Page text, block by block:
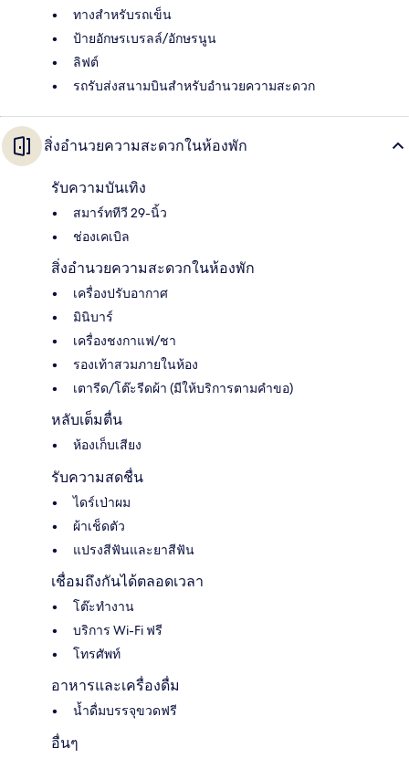
ทางสำหรับรถเข็น
ป้ายอักษรเบรลล์/อักษรนูน
ลิฟต์
รถรับส่งสนามบินสำหรับอำนวยความสะดวก
สิ่งอำนวยความสะดวกในห้องพัก
รับความบันเทิง
สมาร์ททีวี 29-นิ้ว
ช่องเคเบิล
สิ่งอำนวยความสะดวกในห้องพัก
เครื่องปรับอากาศ
มินิบาร์
เครื่องชงกาแฟ/ชา
รองเท้าสวมภายในห้อง
เตารีด/โต๊ะรีดผ้า (มีให้บริการตามคำขอ)
หลับเต็มตื่น
ห้องเก็บเสียง
รับความสดชื่น
ไดร์เป่าผม
ผ้าเช็ดตัว
แปรงสีฟันและยาสีฟัน
เชื่อมถึงกันได้ตลอดเวลา
โต๊ะทำงาน
บริการ Wi-Fi ฟรี
โทรศัพท์
อาหารและเครื่องดื่ม
น้ำดื่มบรรจุขวดฟรี
อื่นๆ